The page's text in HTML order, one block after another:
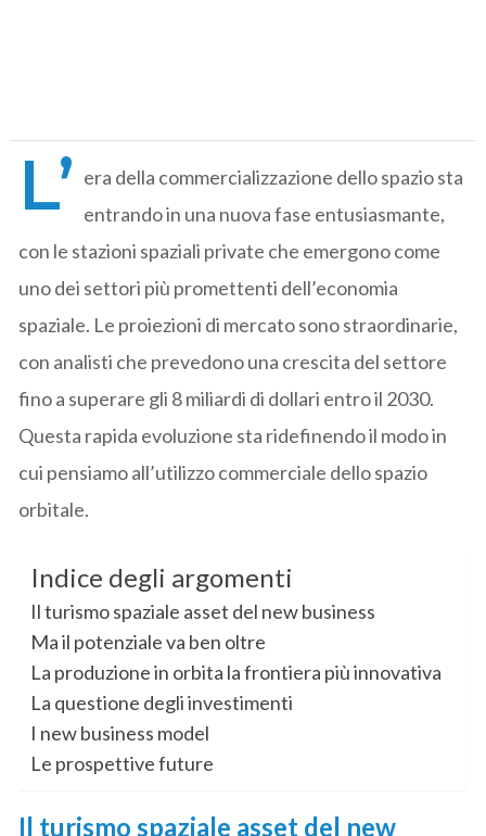
L’ era della commercializzazione dello spazio sta
entrando in una nuova fase entusiasmante,
con le stazioni spaziali private che emergono come
uno dei settori più promettenti dell’economia
spaziale. Le proiezioni di mercato sono straordinarie,
con analisti che prevedono una crescita del settore
fino a superare gli 8 miliardi di dollari entro il 2030.
Questa rapida evoluzione sta ridefinendo il modo in
cui pensiamo all’utilizzo commerciale dello spazio
orbitale.
Indice degli argomenti
Il turismo spaziale asset del new business
Ma il potenziale va ben oltre
La produzione in orbita la frontiera più innovativa
La questione degli investimenti
I new business model
Le prospettive future
Il turismo spaziale asset del new